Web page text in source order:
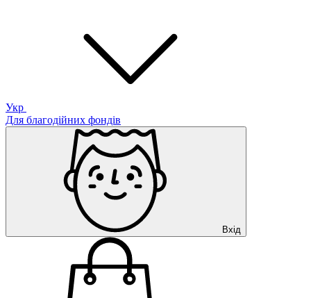
Укр
Для благодійних фондів
Вхід